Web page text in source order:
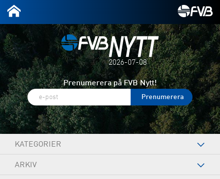
2026-07-08
Prenumerera på FVB Nytt!
KATEGORIER
ARKIV